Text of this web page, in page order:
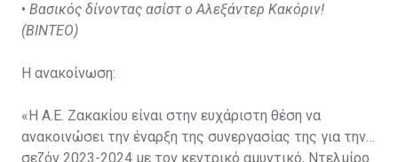
• Βασικός δίνοντας ασίστ ο Αλεξάντερ Κακόριν!
(ΒΙΝΤΕΟ)
Η ανακοίνωση:
«Η Α.Ε. Ζακακίου είναι στην ευχάριστη θέση να
ανακοινώσει την έναρξη της συνεργασίας της για την
σεζόν 2023-2024 με τον κεντρικό αμυντικό, Ντελμίρο